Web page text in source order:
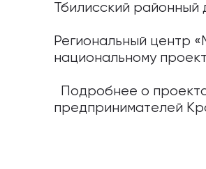
Тбилисский районный
Региональный центр
национальному
Подробнее о
предпринимателей